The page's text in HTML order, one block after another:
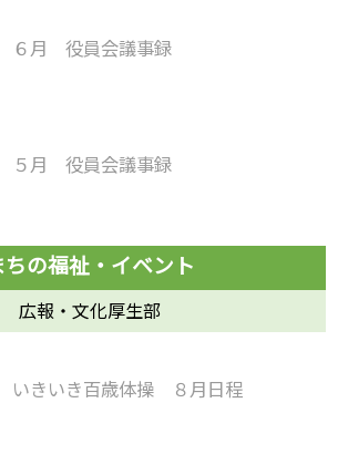
６月 役員会議事録
５月 役員会議事録
広報・文化厚生部
いきいき百歳体操 ８月日程